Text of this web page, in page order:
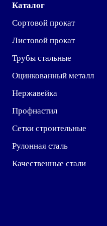
Каталог
Сортовой прокат
Листовой прокат
Трубы стальные
Оцинкованный металл
Нержавейка
Профнастил
Сетки строительные
Рулонная сталь
Качественные стали